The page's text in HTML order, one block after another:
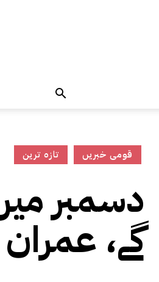
تازہ ترین قومی خبریں
دسمبر
گے،